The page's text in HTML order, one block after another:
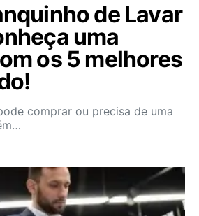
de Lavar
uma
os 5 melhores
comprar ou precisa de uma